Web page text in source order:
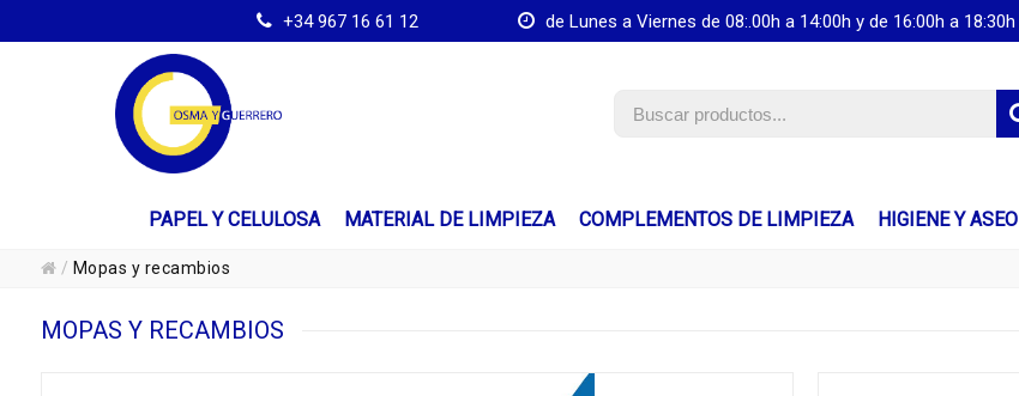
+34 967 16 61 12 de Lunes a Viernes de 08:.00h a 14:00h y de 16:00h a 18:30h
PAPEL Y CELULOSA MATERIAL DE LIMPIEZA COMPLEMENTOS DE LIMPIEZA HIGIENE Y ASEO
/ Mopas y recambios
MOPAS Y RECAMBIOS